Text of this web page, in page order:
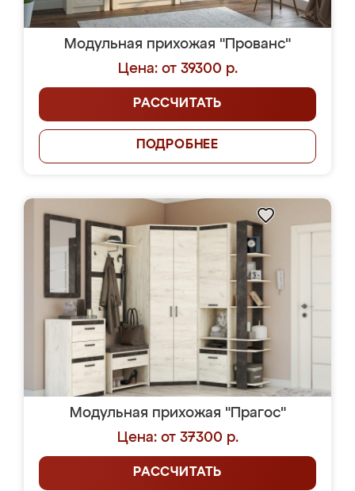
Модульная прихожая "Прованс"
Цена: от 39300 р.
РАССЧИТАТЬ
ПОДРОБНЕЕ
Модульная прихожая "Прагос"
Цена: от 37300 р.
РАССЧИТАТЬ